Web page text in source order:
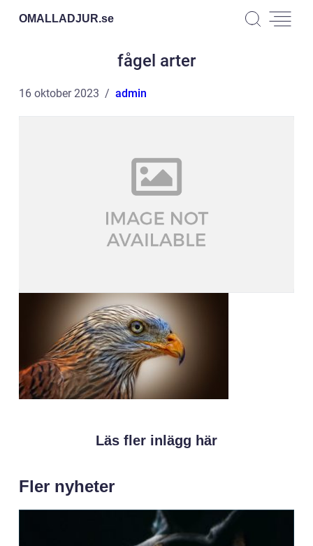
OMALLADJUR.se
fågel arter
16 oktober 2023 admin
Läs fler inlägg här
Fler nyheter